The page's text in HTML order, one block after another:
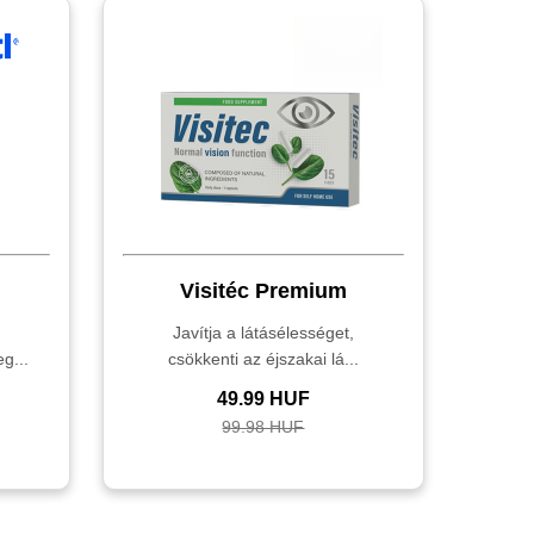
Visitéc Premium
Javítja a látásélességet,
csökkenti az éjszakai lá...
49.99 HUF
99.98 HUF